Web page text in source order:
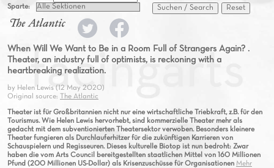
Sparte:
Suchen / Search Reset
When Will We Want to Be in a Room Full of Strangers Again? .
Theater, an industry full of optimists, is reckoning with a
heartbreaking realization.
by Helen Lewis (12 May 2020)
Original source: The Atlantic
Theater ist für Großbritannien nicht nur eine wirtschaftliche Triebkraft, z.B. für den
Tourismus. Wie Helen Lewis hervorhebt, sind kommerzielle Theater mehr als
gedacht mit dem subventionierten Theatersektor verwoben. Besonders kleinere
Theater fungieren als Durchlauferhitzer für die zukünftigen Karrieren von
Schauspielern und Regisseuren. Dieses kulturelle Biotop ist nun bedroht: Zwar
haben die vom Arts Council bereitgestellten staatlichen Mittel von 160 Millionen
Pfund (200 Millionen US-Dollar) als Krisenzuschüsse für Organisationen Mehr